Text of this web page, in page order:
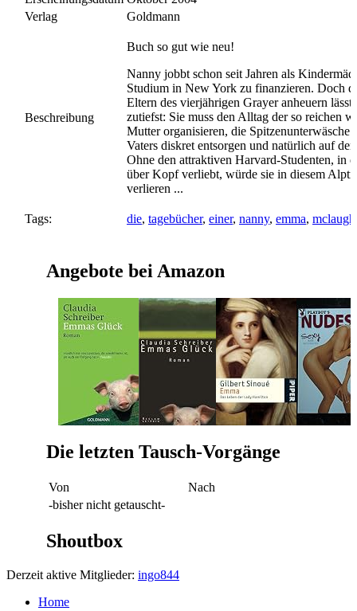
Verlag
Goldmann
Beschreibung
Buch so gut wie neu!
Nanny jobbt schon seit Jahren als
Studium in New York zu finanzieren. Doch
Eltern des vierjährigen Grayer anheuern
zutiefst: Sie muss den Alltag der so reichen
Mutter organisieren, die Spitzenunterwäsche
Vaters diskret entsorgen und natürlich auf
Ohne den attraktiven Harvard-Studenten, in
über Kopf verliebt, würde sie in diesem
verlieren ...
Tags: die, tagebücher, einer, nanny, emma,
Angebote bei Amazon
Die letzten Tausch-Vorgänge
Von
Nach
-bisher nicht getauscht-
Shoutbox
Derzeit aktive Mitglieder: ingo844
Home